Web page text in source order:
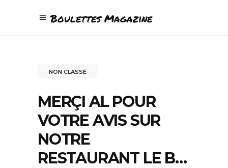
Boulettes Magazine
NON CLASSÉ
MERÇI AL POUR
VOTRE AVIS SUR
NOTRE
RESTAURANT LE B…